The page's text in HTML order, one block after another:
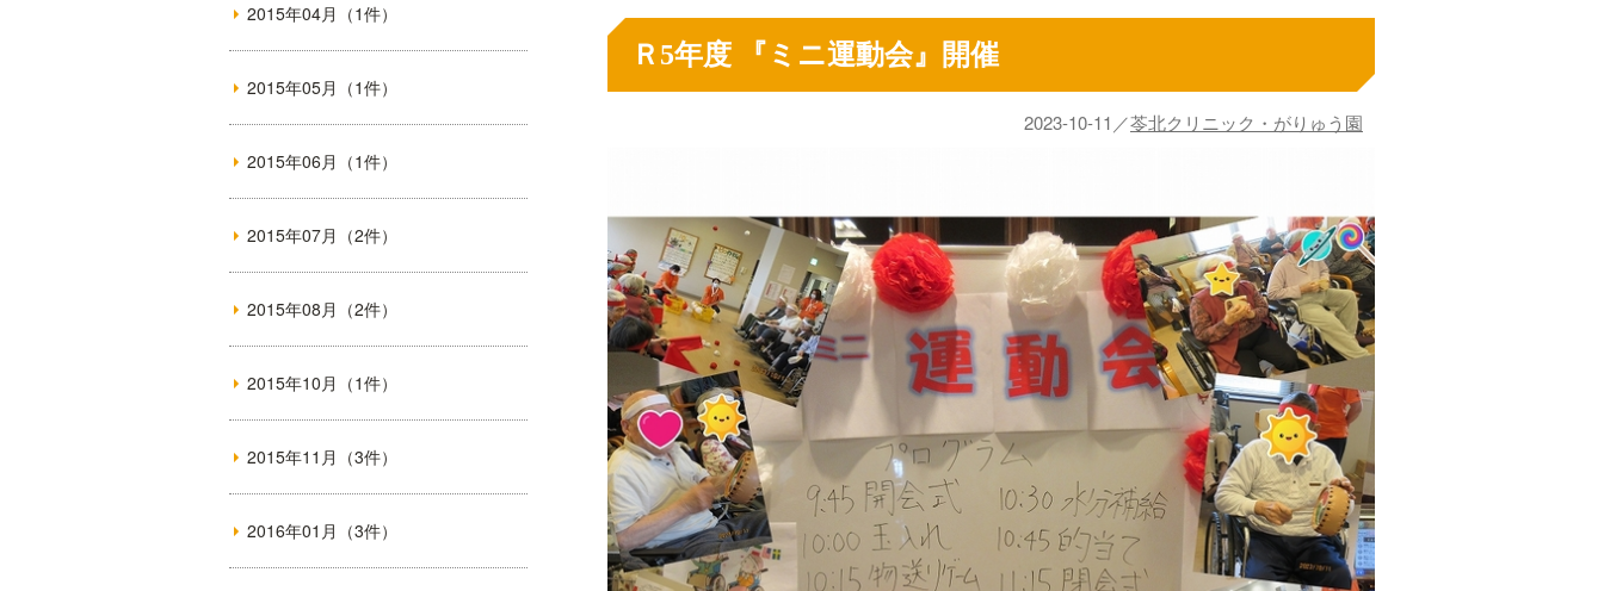
2015年04月（1件）
2015年05月（1件）
2015年06月（1件）
2015年07月（2件）
2015年08月（2件）
2015年10月（1件）
2015年11月（3件）
2016年01月（3件）
Ｒ5年度 『ミニ運動会』開催
2023-10-11／苓北クリニック・がりゅう園